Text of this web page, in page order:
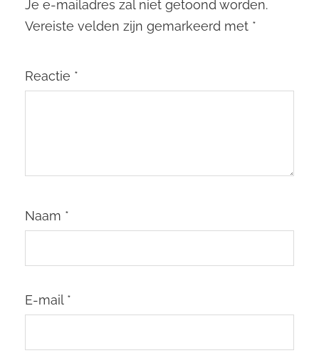
Je e-mailadres zal niet getoond worden.
Vereiste velden zijn gemarkeerd met *
Reactie *
Naam *
E-mail *